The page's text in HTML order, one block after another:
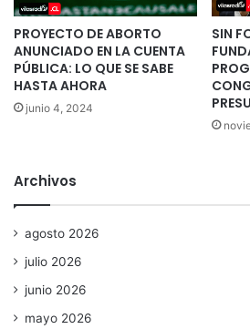
PROYECTO DE ABORTO
ANUNCIADO EN LA CUENTA
PÚBLICA: LO QUE SE SABE
HASTA AHORA
junio 4, 2024
SIN
Archivos
agosto 2026
julio 2026
junio 2026
mayo 2026